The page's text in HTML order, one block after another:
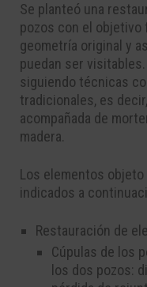
Se planteó una
pozos con el objetivo
geometría original y
puedan ser
siguiendo técnicas
tradicionales, es
acompañada de
madera.
Los elementos
indicados a
Restauración de
Cúpulas de los
los dos pozos: